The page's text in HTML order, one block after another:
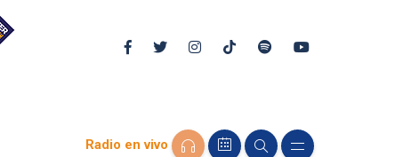
Radio en vivo